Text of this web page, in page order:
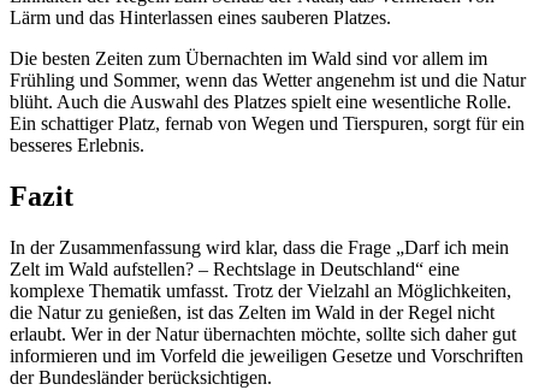
Lärm und das Hinterlassen eines sauberen Platzes.
Die besten Zeiten zum Übernachten im Wald sind vor allem im
Frühling und Sommer, wenn das Wetter angenehm ist und die Natur
blüht. Auch die Auswahl des Platzes spielt eine wesentliche Rolle.
Ein schattiger Platz, fernab von Wegen und Tierspuren, sorgt für ein
besseres Erlebnis.
Fazit
In der Zusammenfassung wird klar, dass die Frage „Darf ich mein
Zelt im Wald aufstellen? – Rechtslage in Deutschland“ eine
komplexe Thematik umfasst. Trotz der Vielzahl an Möglichkeiten,
die Natur zu genießen, ist das Zelten im Wald in der Regel nicht
erlaubt. Wer in der Natur übernachten möchte, sollte sich daher gut
informieren und im Vorfeld die jeweiligen Gesetze und Vorschriften
der Bundesländer berücksichtigen.